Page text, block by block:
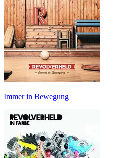
Immer in Bewegung